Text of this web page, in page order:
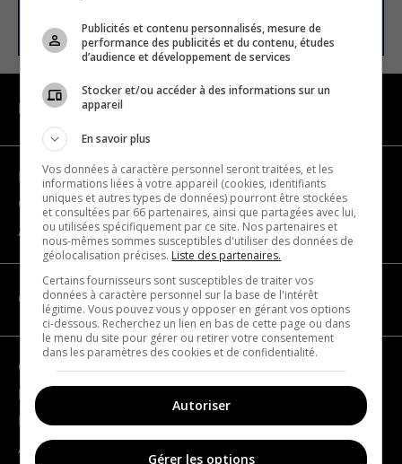
NAVIGATION
Become a partner
Contact us
About us
CATEGORIES
Geography
France
Europe
Americas
Publicités et contenu personnalisés, mesure de
performance des publicités et du contenu, études
d’audience et développement de services
Stocker et/ou accéder à des informations sur un
appareil
En savoir plus
Vos données à caractère personnel seront traitées, et les
informations liées à votre appareil (cookies, identifiants
uniques et autres types de données) pourront être stockées
et consultées par 66 partenaires, ainsi que partagées avec lui,
ou utilisées spécifiquement par ce site. Nos partenaires et
nous-mêmes sommes susceptibles d'utiliser des données de
géolocalisation précises. Liste des partenaires.
Certains fournisseurs sont susceptibles de traiter vos
données à caractère personnel sur la base de l'intérêt
légitime. Vous pouvez vous y opposer en gérant vos options
ci-dessous. Recherchez un lien en bas de cette page ou dans
le menu du site pour gérer ou retirer votre consentement
dans les paramètres des cookies et de confidentialité.
Autoriser
Gérer les options